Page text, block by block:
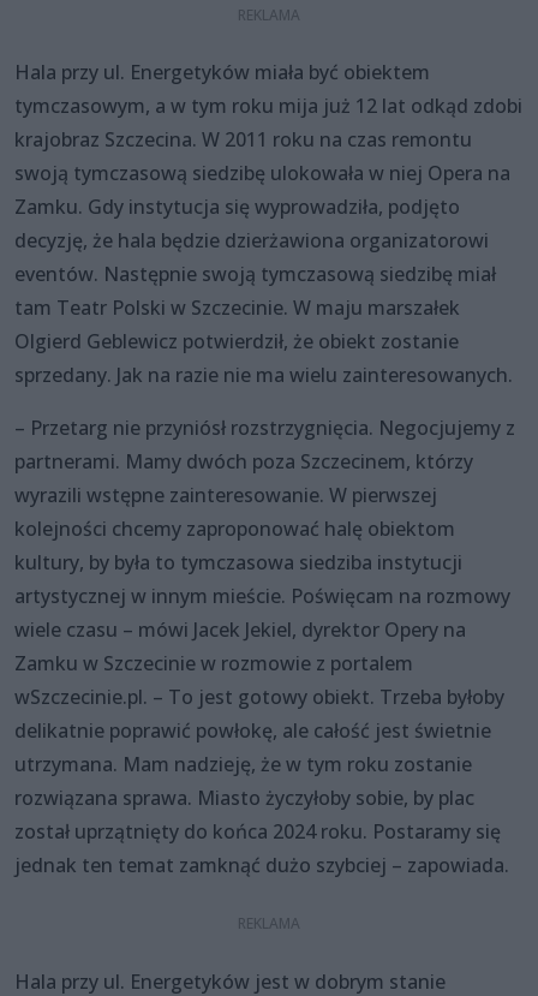
Hala przy ul. Energetyków miała być obiektem
tymczasowym, a w tym roku mija już 12 lat odkąd zdobi
krajobraz Szczecina. W 2011 roku na czas remontu
swoją tymczasową siedzibę ulokowała w niej Opera na
Zamku. Gdy instytucja się wyprowadziła, podjęto
decyzję, że hala będzie dzierżawiona organizatorowi
eventów. Następnie swoją tymczasową siedzibę miał
tam Teatr Polski w Szczecinie. W maju marszałek
Olgierd Geblewicz potwierdził, że obiekt zostanie
sprzedany. Jak na razie nie ma wielu zainteresowanych.
– Przetarg nie przyniósł rozstrzygnięcia. Negocjujemy z
partnerami. Mamy dwóch poza Szczecinem, którzy
wyrazili wstępne zainteresowanie. W pierwszej
kolejności chcemy zaproponować halę obiektom
kultury, by była to tymczasowa siedziba instytucji
artystycznej w innym mieście. Poświęcam na rozmowy
wiele czasu – mówi Jacek Jekiel, dyrektor Opery na
Zamku w Szczecinie w rozmowie z portalem
wSzczecinie.pl. – To jest gotowy obiekt. Trzeba byłoby
delikatnie poprawić powłokę, ale całość jest świetnie
utrzymana. Mam nadzieję, że w tym roku zostanie
rozwiązana sprawa. Miasto życzyłoby sobie, by plac
został uprzątnięty do końca 2024 roku. Postaramy się
jednak ten temat zamknąć dużo szybciej – zapowiada.
Hala przy ul. Energetyków jest w dobrym stanie